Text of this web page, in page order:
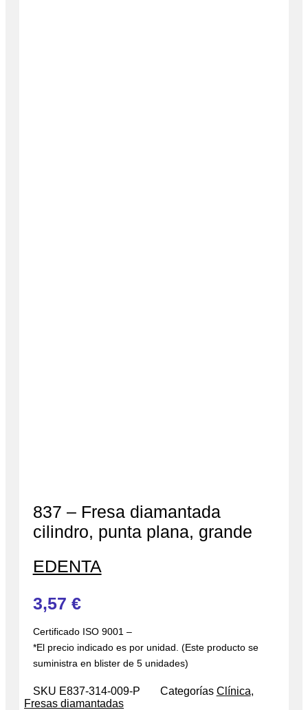
837 – Fresa diamantada
cilindro, punta plana, grande
EDENTA
3,57 €
Certificado ISO 9001 –
*El precio indicado es por unidad. (Este producto se
suministra en blister de 5 unidades)
SKU E837-314-009-P Categorías Clínica,
Fresas diamantadas